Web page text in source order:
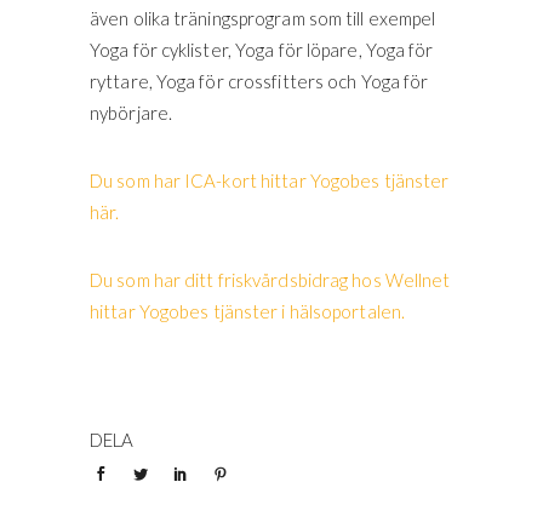
även olika träningsprogram som till exempel
Yoga för cyklister, Yoga för löpare, Yoga för
ryttare, Yoga för crossfitters och Yoga för
nybörjare.
Du som har ICA-kort hittar Yogobes tjänster
här.
Du som har ditt friskvårdsbidrag hos Wellnet
hittar Yogobes tjänster i hälsoportalen.